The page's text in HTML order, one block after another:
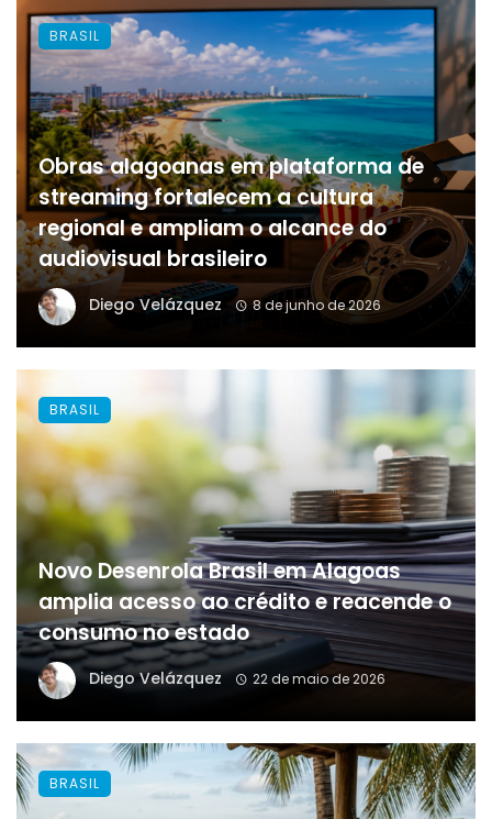
Obras alagoanas em plataforma de
streaming fortalecem a cultura
regional e ampliam o alcance do
audiovisual brasileiro
Diego Velázquez 8 de junho de 2026
BRASIL
Novo Desenrola Brasil em Alagoas
amplia acesso ao crédito e reacende o
consumo no estado
Diego Velázquez 22 de maio de 2026
BRASIL
BRASIL